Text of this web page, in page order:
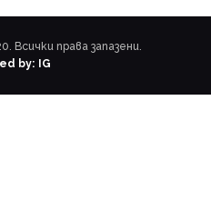
Всички права запазени.
by: IG